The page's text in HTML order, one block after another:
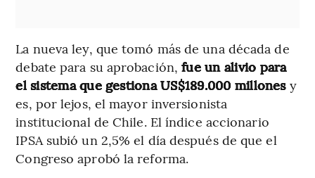
La nueva ley, que tomó más de una década de
debate para su aprobación, fue un alivio para
el sistema que gestiona US$189.000 millones y
es, por lejos, el mayor inversionista
institucional de Chile. El índice accionario
IPSA subió un 2,5% el día después de que el
Congreso aprobó la reforma.